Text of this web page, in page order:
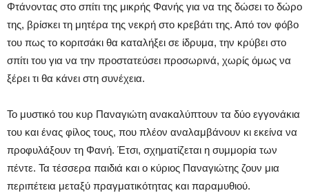
Φτάνοντας στο σπίτι της μικρής Φανής για να της δώσει το δώρο
της, βρίσκει τη μητέρα της νεκρή στο κρεβάτι της. Από τον φόβο
του πως το κοριτσάκι θα καταλήξει σε ίδρυμα, την κρύβει στο
σπίτι του για να την προστατεύσει προσωρινά, χωρίς όμως να
ξέρει τι θα κάνει στη συνέχεια.
Το μυστικό του κυρ Παναγιώτη ανακαλύπτουν τα δύο εγγονάκια
του και ένας φίλος τους, που πλέον αναλαμβάνουν κι εκείνα να
προφυλάξουν τη Φανή. Έτσι, σχηματίζεται η συμμορία των
πέντε. Τα τέσσερα παιδιά και ο κύριος Παναγιώτης ζουν μια
περιπέτεια μεταξύ πραγματικότητας και παραμυθιού.